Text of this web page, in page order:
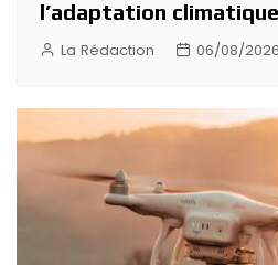
l’adaptation climatique
La Rédaction 06/08/2026